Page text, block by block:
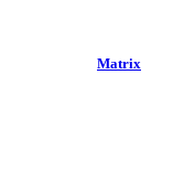
Matrix